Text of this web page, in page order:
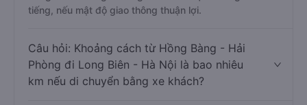
tiếng, nếu mật độ giao thông thuận lợi.
Câu hỏi: Khoảng cách từ Hồng Bàng - Hải
Phòng đi Long Biên - Hà Nội là bao nhiêu
km nếu di chuyển bằng xe khách?